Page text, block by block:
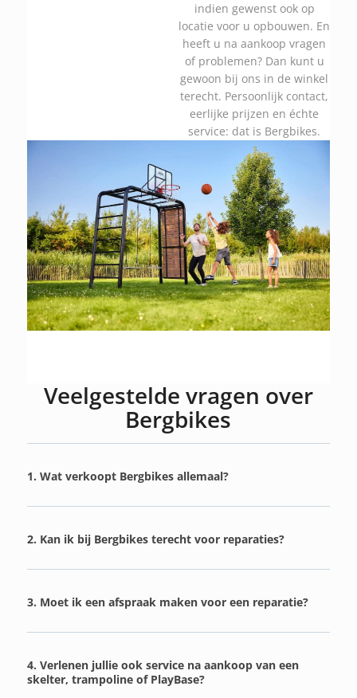
indien gewenst ook op
locatie voor u opbouwen. En
heeft u na aankoop vragen
of problemen? Dan kunt u
gewoon bij ons in de winkel
terecht. Persoonlijk contact,
eerlijke prijzen en échte
service: dat is Bergbikes.
Veelgestelde vragen over
Bergbikes
1. Wat verkoopt Bergbikes allemaal?
2. Kan ik bij Bergbikes terecht voor reparaties?
3. Moet ik een afspraak maken voor een reparatie?
4. Verlenen jullie ook service na aankoop van een
skelter, trampoline of PlayBase?